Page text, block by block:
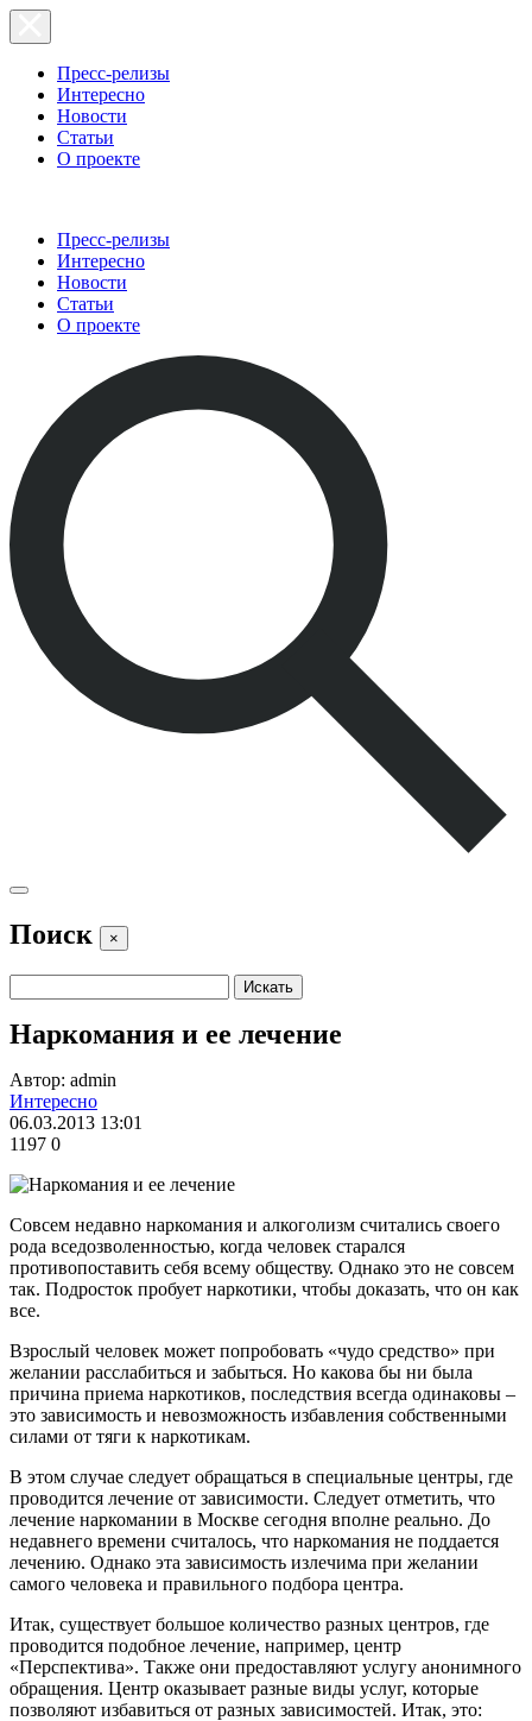
Пресс-релизы
Интересно
Новости
Статьи
О проекте
Пресс-релизы
Интересно
Новости
Статьи
О проекте
Поиск ×
Наркомания и ее лечение
Автор: admin
Интересно
06.03.2013 13:01
1197 0
Совсем недавно наркомания и алкоголизм считались своего
рода вседозволенностью, когда человек старался
противопоставить себя всему обществу. Однако это не совсем
так. Подросток пробует наркотики, чтобы доказать, что он как
все.
Взрослый человек может попробовать «чудо средство» при
желании расслабиться и забыться. Но какова бы ни была
причина приема наркотиков, последствия всегда одинаковы –
это зависимость и невозможность избавления собственными
силами от тяги к наркотикам.
В этом случае следует обращаться в специальные центры, где
проводится лечение от зависимости. Следует отметить, что
лечение наркомании в Москве сегодня вполне реально. До
недавнего времени считалось, что наркомания не поддается
лечению. Однако эта зависимость излечима при желании
самого человека и правильного подбора центра.
Итак, существует большое количество разных центров, где
проводится подобное лечение, например, центр
«Перспектива». Также они предоставляют услугу анонимного
обращения. Центр оказывает разные виды услуг, которые
позволяют избавиться от разных зависимостей. Итак, это: